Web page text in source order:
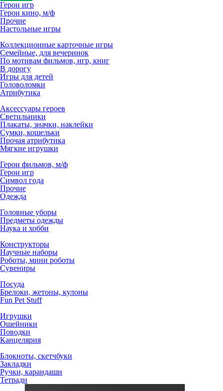
Герои игр
Герои кино, м/ф
Прочие
Настольные игры
Коллекционные карточные игры
Семейные, для вечеринок
По мотивам фильмов, игр, книг
В дорогу
Игры для детей
Головоломки
Атрибутика
Аксессуары героев
Светильники
Плакаты, значки, наклейки
Сумки, кошельки
Прочая атрибутика
Мягкие игрушки
Герои фильмов, м/ф
Герои игр
Символ года
Прочие
Одежда
Головные уборы
Предметы одежды
Наука и хобби
Конструкторы
Научные наборы
Роботы, мини роботы
Сувениры
Посуда
Брелоки, жетоны, кулоны
Fun Pet Stuff
Игрушки
Ошейники
Поводки
Канцелярия
Блокноты, скетчбуки
Закладки
Ручки, карандаши
Тетради